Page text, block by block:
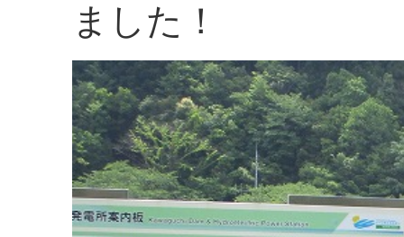
ました！